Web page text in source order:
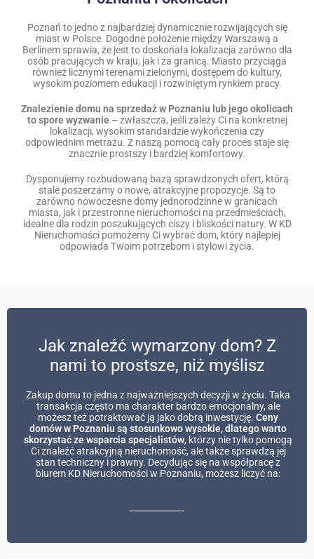
Poznań to jedno z najbardziej dynamicznie rozwijających się
miast w Polsce. Dogodne położenie między Warszawą a
Berlinem sprawia, że jest to doskonała lokalizacja zarówno dla
osób pracujących w kraju, jak i za granicą. Miasto przyciąga
również licznymi terenami zielonymi, dostępem do kultury,
wysokim poziomem edukacji i rozwiniętym rynkiem pracy.
Znalezienie domu na sprzedaż w Poznaniu lub jego okolicach
to spore wyzwanie – zwłaszcza, jeśli zależy Ci na konkretnej
lokalizacji, wysokim standardzie wykończenia czy
odpowiednim metrażu. Z naszą pomocą cały proces staje się
znacznie prostszy i bardziej komfortowy.
Dysponujemy rozbudowaną bazą sprawdzonych ofert, którą
stale poszerzamy o nowe, atrakcyjne propozycje. Są to
zarówno nowoczesne domy jednorodzinne w granicach
miasta, jak i przestronne nieruchomości na przedmieściach,
idealne dla rodzin poszukujących ciszy i bliskości natury. W KD
Nieruchomości pomożemy Ci wybrać dom, który najlepiej
odpowiada Twoim potrzebom i stylowi życia.
Jak znaleźć wymarzony dom? Z
nami to prostsze, niż myślisz
Zakup domu to jedna z najważniejszych decyzji w życiu. Taka
transakcja często ma charakter bardzo emocjonalny, ale
możesz też potraktować ją jako dobrą inwestycję. Ceny
domów w Poznaniu są stosunkowo wysokie, dlatego warto
skorzystać ze wsparcia specjalistów, którzy nie tylko pomogą
Ci znaleźć atrakcyjną nieruchomość, ale także sprawdzą jej
stan techniczny i prawny. Decydując się na współpracę z
biurem KD Nieruchomości w Poznaniu, możesz liczyć na: